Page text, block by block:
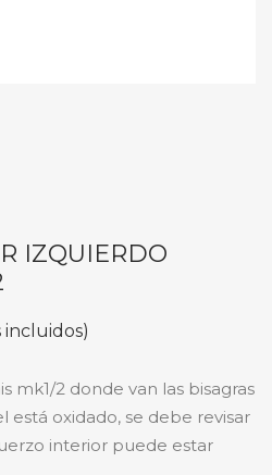
IZQUIERDO
incluidos)
mk1/2 donde van las bisagras
está oxidado, se debe revisar
interior puede estar